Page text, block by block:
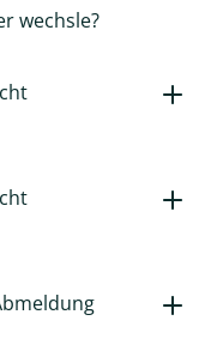
wechsle?